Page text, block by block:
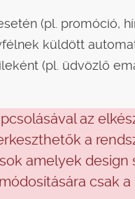
(pl. promóció,
küldött
(pl. üdvözlő
az
a
amelyek design
csak